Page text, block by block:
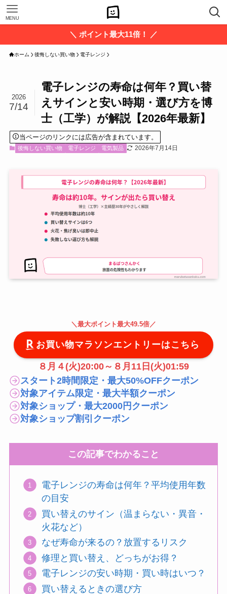
MENU
＼ ポイント最大11倍！ ／
ホーム 後悔しない買い物 電子レンジ
電子レンジの寿命は何年？買い替
えサインと安い時期・選び方を博
士（工学）が解説【2026年最新】
2026
7/14
当ページのリンクには広告が含まれています。
後悔しない買い物 電子レンジ 電気製品 2026年7月14日
＼ 最大ポイント最大49.5倍 ／
お買い物マラソンエントリーはこちら
８月４(火)20:00～８月11日(火)01:59
スタート2時間限定・最大50%OFFクーポン
対象アイテム限定・最大半額クーポン
対象ショップ・最大2000円クーポン
対象ショップ割引クーポン
この記事でわかること
電子レンジの寿命は何年？平均使用年数
の目安
買い替えのサイン（温まらない・異音・
火花など）
なぜ寿命が来るの？放置するリスク
修理と買い替え、どっちがお得？
電子レンジの安い時期・買い時はいつ？
買い替えるときの選び方